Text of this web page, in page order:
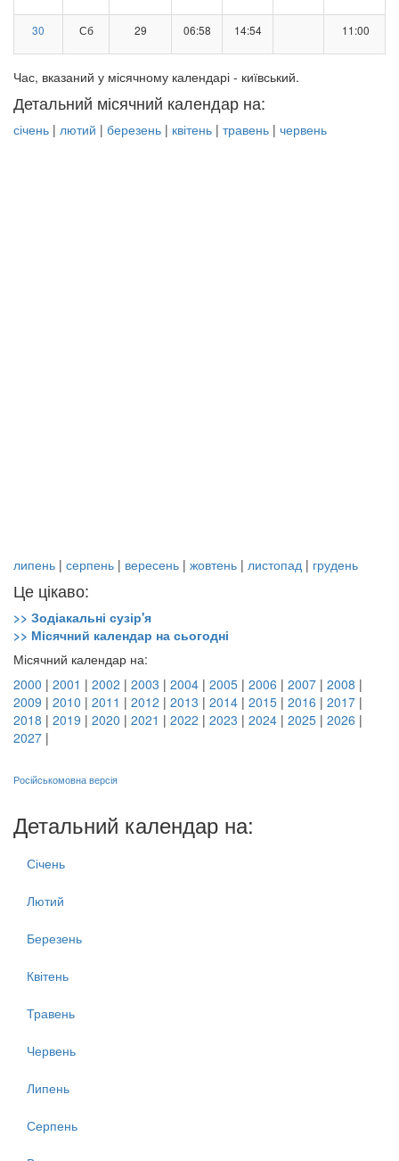
30 Сб 29 06:58 14:54 11:00
Час, вказаний у місячному календарі - київський.
Детальний місячний календар на:
січень | лютий | березень | квітень | травень | червень
липень | серпень | вересень | жовтень | листопад | грудень
Це цікаво:
>> Зодіакальні сузір'я
>> Місячний календар на сьогодні
Місячний календар на:
2000 | 2001 | 2002 | 2003 | 2004 | 2005 | 2006 | 2007 | 2008 |
2009 | 2010 | 2011 | 2012 | 2013 | 2014 | 2015 | 2016 | 2017 |
2018 | 2019 | 2020 | 2021 | 2022 | 2023 | 2024 | 2025 | 2026 |
2027 |
Російськомовна версія
Детальний календар на:
Січень
Лютий
Березень
Квітень
Травень
Червень
Липень
Серпень